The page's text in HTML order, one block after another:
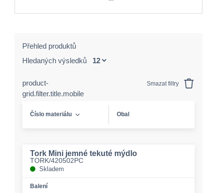
Přehled produktů
Hledaných výsledků
product-
grid.filter.title.mobile
Smazat filtry
Číslo materiálu Obal
Tork Mini jemné tekuté mýdlo
TORK/420502PC
Skladem
Balení